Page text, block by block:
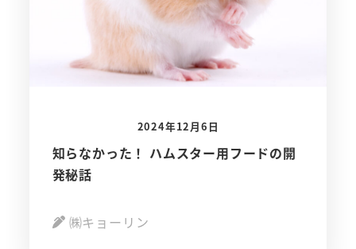
2024年12月6日
知らなかった！ ハムスター用フードの開
発秘話
㈱キョーリン